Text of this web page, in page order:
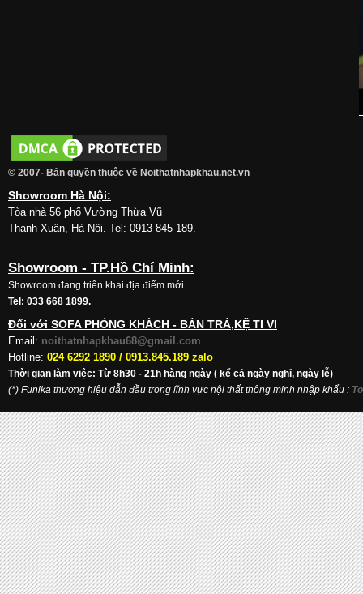
© 2007- Bản quyền thuộc về Noithatnhapkhau.net.vn
Showroom Hà Nội:
Tòa nhà 56 phố Vường Thừa Vũ
Thanh Xuân, Hà Nội. Tel: 0913 845 189.
Showroom - TP.Hồ Chí Minh:
Showroom đang triển khai địa điểm mới.
Tel: 033 668 1899.
Đối với SOFA PHÒNG KHÁCH - BÀN TRÀ,KỆ TI VI
Email: noithatnhapkhau68@gmail.com
Hotline: 024 6292 1890 / 0913.845.189 zalo
Thời gian làm việc: Từ 8h30 - 21h hàng ngày ( kể cả ngày nghỉ, ngày lễ)
(*) Funika thương hiệu dẫn đầu trong lĩnh vực nội thất thông minh nhập khẩu :